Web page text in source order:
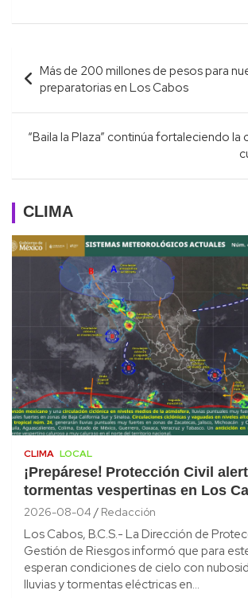
Navegación
de
entradas
Más de 200 millones de pesos para
preparatorias en Los Cabos
“Baila la Plaza” continúa fortaleciendo la
CLIMA
CLIMA LOCAL
¡Prepárese! Protección Civil
tormentas vespertinas en Los
2026-08-04 Redacción
Los Cabos, B.C.S.- La Dirección de
Gestión de Riesgos informó que para
esperan condiciones de cielo con
lluvias y tormentas eléctricas en…